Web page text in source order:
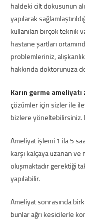
haldeki cilt dokusunun
yapılarak
kullanılan birçok teknik
hastane şartları
problemleriniz,
hakkında doktorunuza
Karın germe ameliyatı
çözümler için sizler ile
bizlere yöneltebilirsiniz.
Ameliyat işlemi 1 ila 5
karşı kalçaya uzanan
oluşmaktadır gerektiği
yapılabilir.
Ameliyat sonrasında
bunlar ağrı kesicilerle